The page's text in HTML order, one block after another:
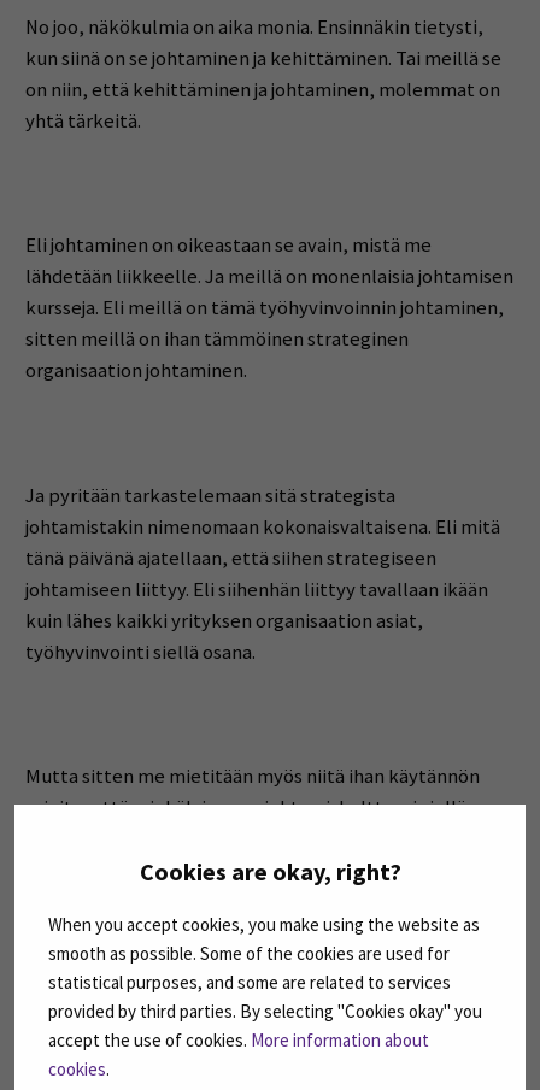
Cookies are okay, right?
When you accept cookies, you make using the website as
smooth as possible. Some of the cookies are used for
statistical purposes, and some are related to services
provided by third parties. By selecting "Cookies okay" you
accept the use of cookies. More information about
cookies.
No joo, näkökulmia on aika monia. Ensinnäkin tietysti,
kun siinä on se johtaminen ja kehittäminen. Tai meillä se
on niin, että kehittäminen ja johtaminen, molemmat on
yhtä tärkeitä.
Eli johtaminen on oikeastaan se avain, mistä me
lähdetään liikkeelle. Ja meillä on monenlaisia johtamisen
kursseja. Eli meillä on tämä työhyvinvoinnin johtaminen,
sitten meillä on ihan tämmöinen strateginen
organisaation johtaminen.
Ja pyritään tarkastelemaan sitä strategista
johtamistakin nimenomaan kokonaisvaltaisena. Eli mitä
tänä päivänä ajatellaan, että siihen strategiseen
johtamiseen liittyy. Eli siihenhän liittyy tavallaan ikään
kuin lähes kaikki yrityksen organisaation asiat,
työhyvinvointi siellä osana.
Mutta sitten me mietitään myös niitä ihan käytännön
asioita, että minkälainen se johtamiskulttuuri siellä on
tulevaisuuteen, minkälaista tulevaisuuden johtamista
niin kuin bisneksen johtamista.
Ja sitten asiantuntijuuden ja osaamisen johtamista. Tässä